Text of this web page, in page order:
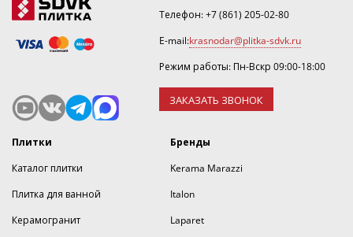
Телефон:+7 (861) 205-02-80
E-mail:krasnodar@plitka-sdvk.ru
Режим работы: Пн-Вскр 09:00-18:00
ЗАКАЗАТЬ ЗВОНОК
Плитки
Каталог плитки
Плитка для ванной
Керамогранит
Бренды
Kerama Marazzi
Italon
Laparet